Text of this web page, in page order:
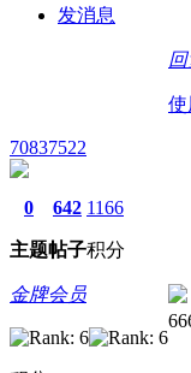
发消息
使
70837522
0
主题
642
帖子
1166
积分
金牌会员